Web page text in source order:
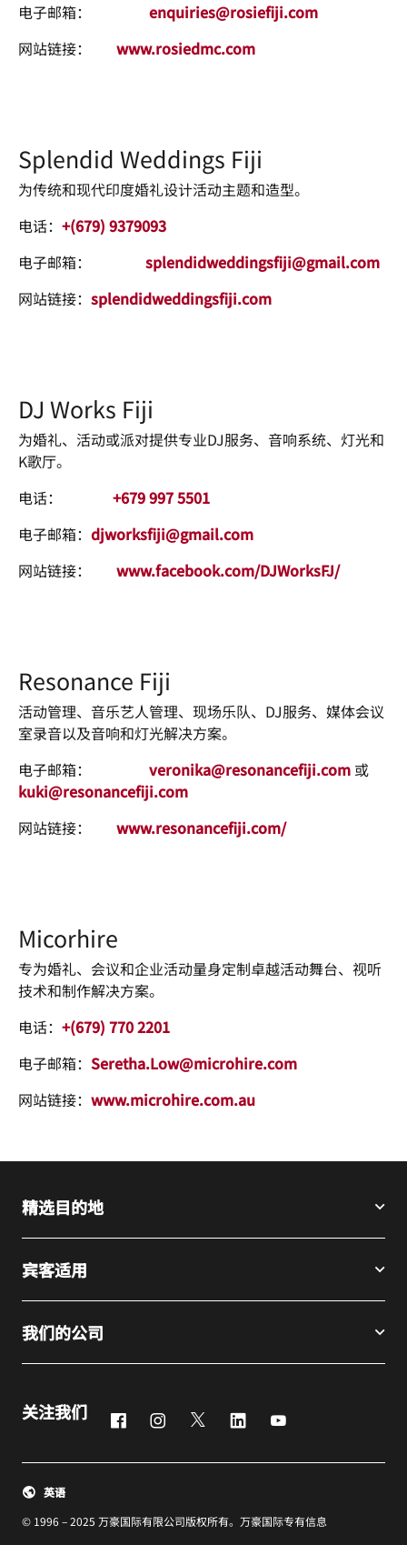
电子邮箱： enquiries@rosiefiji.com
网站链接： www.rosiedmc.com
Splendid Weddings Fiji
为传统和现代印度婚礼设计活动主题和造型。
电话： +(679) 9379093
电子邮箱： splendidweddingsfiji@gmail.com
网站链接： splendidweddingsfiji.com
DJ Works Fiji
为婚礼、活动或派对提供专业DJ服务、音响系统、灯光和
K歌厅。
电话： +679 997 5501
电子邮箱： djworksfiji@gmail.com
网站链接： www.facebook.com/DJWorksFJ/
Resonance Fiji
活动管理、音乐艺人管理、现场乐队、DJ服务、媒体会议
室录音以及音响和灯光解决方案。
电子邮箱： veronika@resonancefiji.com 或
kuki@resonancefiji.com
网站链接： www.resonancefiji.com/
Micorhire
专为婚礼、会议和企业活动量身定制卓越活动舞台、视听
技术和制作解决方案。
电话： +(679) 770 2201
电子邮箱： Seretha.Low@microhire.com
网站链接： www.microhire.com.au
精选目的地
宾客适用
我们的公司
关注我们 FacebookInstagram
Twitter LinkedIn
© 1996 – 2025 万豪国际有限公司版权所有。万豪国际专有信息
英语